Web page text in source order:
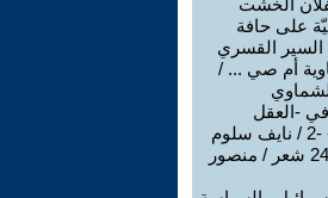
الخشت
على حافة
: السير القسري
أم صي ... /
-العقل
ديوان 24 شعر / منصور